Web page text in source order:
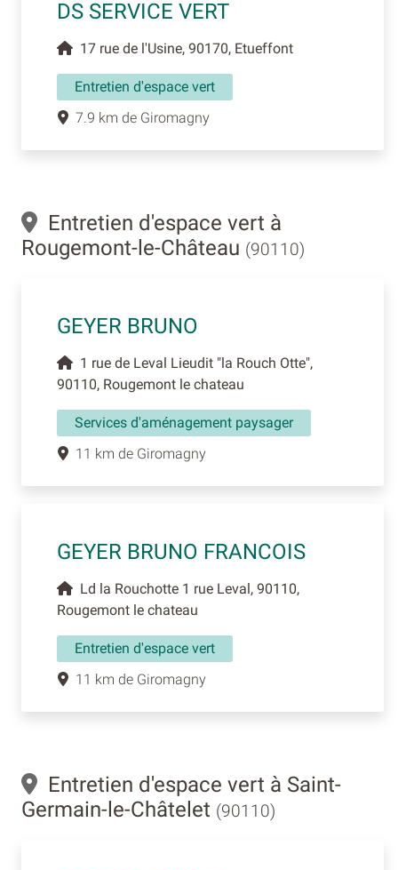
DS SERVICE VERT
17 rue de l'Usine, 90170, Etueffont
Entretien d'espace vert
7.9 km de Giromagny
Entretien d'espace vert à
Rougemont-le-Château (90110)
GEYER BRUNO
1 rue de Leval Lieudit "la Rouch Otte",
90110, Rougemont le chateau
Services d'aménagement paysager
11 km de Giromagny
GEYER BRUNO FRANCOIS
Ld la Rouchotte 1 rue Leval, 90110,
Rougemont le chateau
Entretien d'espace vert
11 km de Giromagny
Entretien d'espace vert à Saint-
Germain-le-Châtelet (90110)